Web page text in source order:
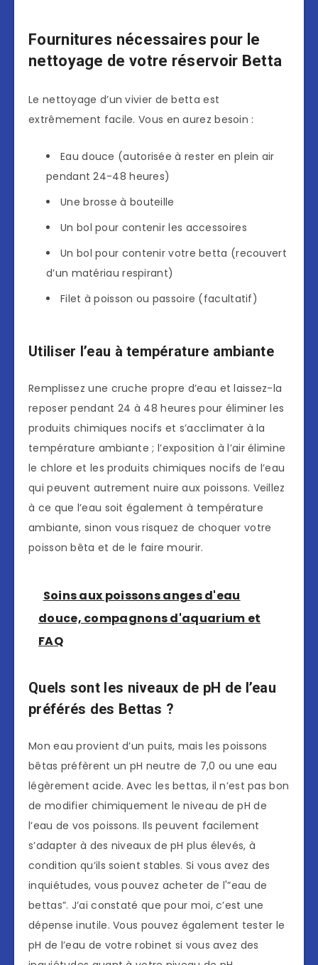
Fournitures nécessaires pour le
nettoyage de votre réservoir Betta
Le nettoyage d’un vivier de betta est
extrêmement facile. Vous en aurez besoin :
Eau douce (autorisée à rester en plein air
pendant 24-48 heures)
Une brosse à bouteille
Un bol pour contenir les accessoires
Un bol pour contenir votre betta (recouvert
d’un matériau respirant)
Filet à poisson ou passoire (facultatif)
Utiliser l’eau à température ambiante
Remplissez une cruche propre d’eau et laissez-la
reposer pendant 24 à 48 heures pour éliminer les
produits chimiques nocifs et s’acclimater à la
température ambiante ; l’exposition à l’air élimine
le chlore et les produits chimiques nocifs de l’eau
qui peuvent autrement nuire aux poissons. Veillez
à ce que l’eau soit également à température
ambiante, sinon vous risquez de choquer votre
poisson bêta et de le faire mourir.
Soins aux poissons anges d'eau
douce, compagnons d'aquarium et
FAQ
Quels sont les niveaux de pH de l’eau
préférés des Bettas ?
Mon eau provient d’un puits, mais les poissons
bêtas préfèrent un pH neutre de 7,0 ou une eau
légèrement acide. Avec les bettas, il n’est pas bon
de modifier chimiquement le niveau de pH de
l’eau de vos poissons. Ils peuvent facilement
s’adapter à des niveaux de pH plus élevés, à
condition qu’ils soient stables. Si vous avez des
inquiétudes, vous pouvez acheter de l'”eau de
bettas”. J’ai constaté que pour moi, c’est une
dépense inutile. Vous pouvez également tester le
pH de l’eau de votre robinet si vous avez des